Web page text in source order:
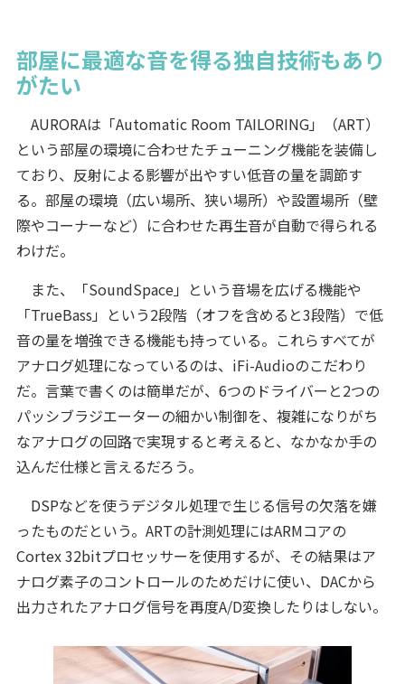
部屋に最適な音を得る独自技術もあり
がたい
AURORAは「Automatic Room TAILORING」（ART）
という部屋の環境に合わせたチューニング機能を装備し
ており、反射による影響が出やすい低音の量を調節す
る。部屋の環境（広い場所、狭い場所）や設置場所（壁
際やコーナーなど）に合わせた再生音が自動で得られる
わけだ。
また、「SoundSpace」という音場を広げる機能や
「TrueBass」という2段階（オフを含めると3段階）で低
音の量を増強できる機能も持っている。これらすべてが
アナログ処理になっているのは、iFi-Audioのこだわり
だ。言葉で書くのは簡単だが、6つのドライバーと2つの
パッシブラジエーターの細かい制御を、複雑になりがち
なアナログの回路で実現すると考えると、なかなか手の
込んだ仕様と言えるだろう。
DSPなどを使うデジタル処理で生じる信号の欠落を嫌
ったものだという。ARTの計測処理にはARMコアの
Cortex 32bitプロセッサーを使用するが、その結果はア
ナログ素子のコントロールのためだけに使い、DACから
出力されたアナログ信号を再度A/D変換したりはしない。